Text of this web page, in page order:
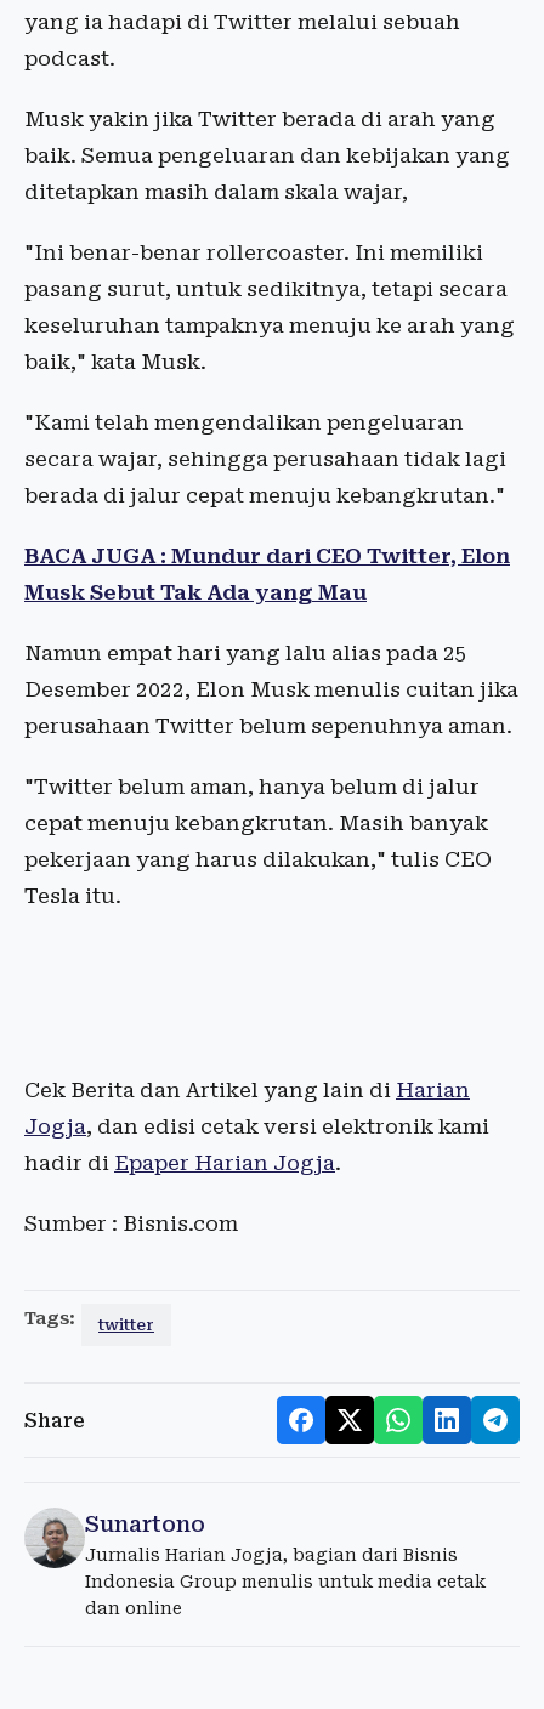
yang ia hadapi di Twitter melalui sebuah
podcast.
Musk yakin jika Twitter berada di arah yang
baik. Semua pengeluaran dan kebijakan yang
ditetapkan masih dalam skala wajar,
"Ini benar-benar rollercoaster. Ini memiliki
pasang surut, untuk sedikitnya, tetapi secara
keseluruhan tampaknya menuju ke arah yang
baik," kata Musk.
"Kami telah mengendalikan pengeluaran
secara wajar, sehingga perusahaan tidak lagi
berada di jalur cepat menuju kebangkrutan."
BACA JUGA : Mundur dari CEO Twitter, Elon
Musk Sebut Tak Ada yang Mau
Namun empat hari yang lalu alias pada 25
Desember 2022, Elon Musk menulis cuitan jika
perusahaan Twitter belum sepenuhnya aman.
"Twitter belum aman, hanya belum di jalur
cepat menuju kebangkrutan. Masih banyak
pekerjaan yang harus dilakukan," tulis CEO
Tesla itu.
Cek Berita dan Artikel yang lain di Harian
Jogja, dan edisi cetak versi elektronik kami
hadir di Epaper Harian Jogja.
Sumber : Bisnis.com
Tags: twitter
Share
Sunartono
Jurnalis Harian Jogja, bagian dari Bisnis
Indonesia Group menulis untuk media cetak
dan online